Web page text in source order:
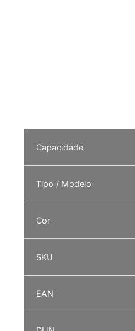
Capacidade
Tipo / Modelo
Cor
SKU
EAN